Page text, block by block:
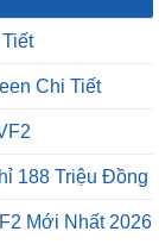
Chi Tiết
188 Triệu Đồng
Mới Nhất 2026